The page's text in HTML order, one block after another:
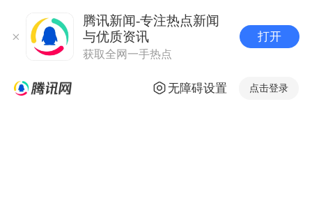
腾讯新闻-专注热点新闻
与优质资讯
获取全网一手热点
打开
无障碍设置 点击登录